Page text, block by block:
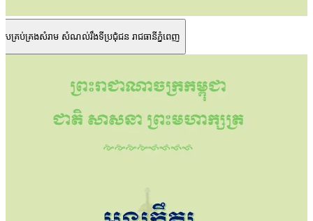
ាសគ្រប់គ្រងសំរាម សំណល់រឹងទីប្រជុំជន រាជធានីភ្នំពេញ